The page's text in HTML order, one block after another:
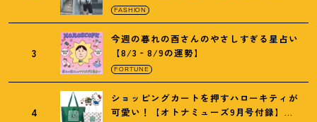
の保冷バッグ
FASHION
3
今週の暮れの酉さんのやさしすぎる星占い
【8/3‐8/9の運勢】
FORTUNE
4
ショッピングカートを押すハローキティが
可愛い ！
【オトナミューズ9月号付録】紀